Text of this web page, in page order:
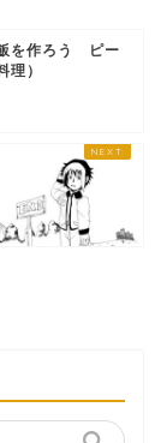
を作ろう ピー
理）